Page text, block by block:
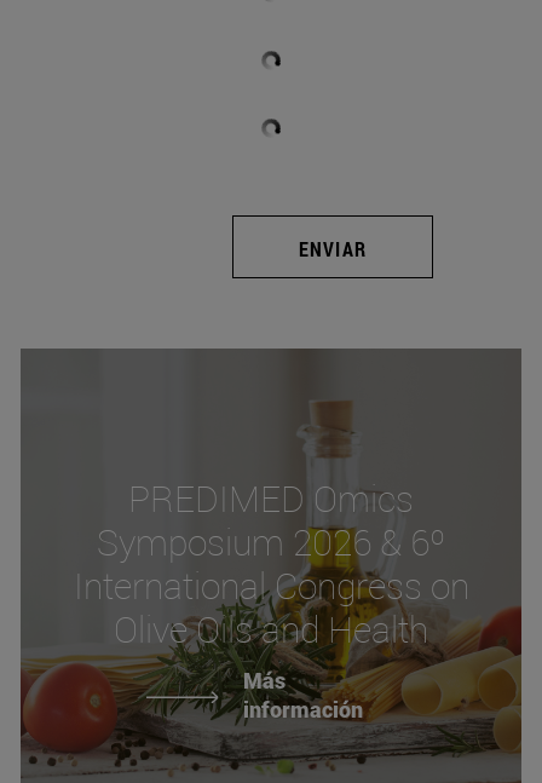
ENVIAR
PREDIMED Omics
Symposium 2026 & 6º
International Congress on
Olive Oils and Health
Más
información